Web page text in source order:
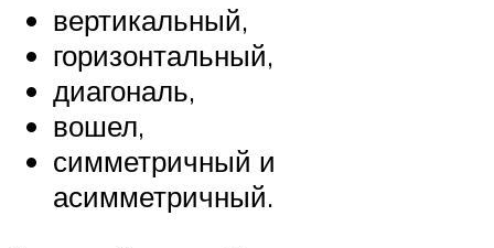
вертикальный,
горизонтальный,
диагональ,
вошел,
симметричный и
асимметричный.